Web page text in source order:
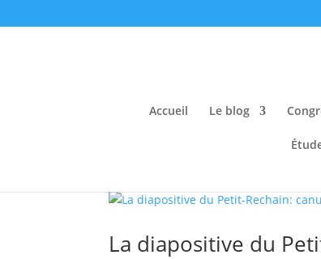
Accueil Le blog
La diapositive du